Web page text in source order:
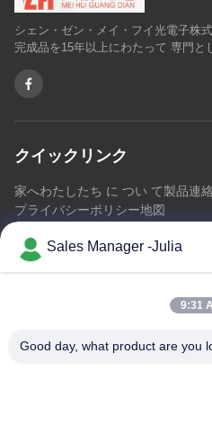
シェン・ゼン・メイ・フイ光電子株
完成品を15年以上にわたって 専門と
クイックリンク
家へわたしたち に つい て製品連
プライバシーポリシー地図
連絡 ください
アドレス:: 床8/9の範囲、No2
るA2 ZhongTai情報工業団地
Sales Manager -Julia
9:31
Good day, what product are you